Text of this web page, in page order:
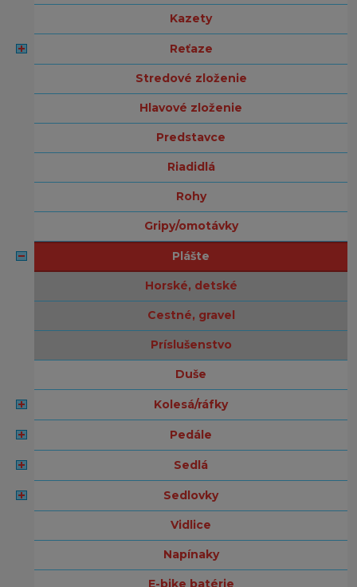
kazety
reťaze
stredové zloženie
hlavové zloženie
predstavce
riadidlá
rohy
gripy/omotávky
plášte
horské, detské
cestné, gravel
príslušenstvo
duše
kolesá/ráfky
pedále
sedlá
sedlovky
vidlice
napínaky
e-bike batérie